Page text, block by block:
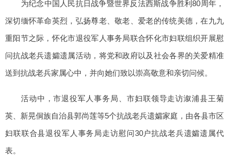
为纪念中国人民抗日战争暨世界反法西斯战争胜利80周年，
深切缅怀革命英烈，弘扬尊老、敬老、爱老的传统美德，在九九
重阳节之际，怀化市退役军人事务局联合怀化市妇联组织开展慰
问抗战老兵遗孀遗属活动，将党和政府以及社会各界的关爱精准
送到抗战老兵家属心中，并向她们致以崇高敬意和亲切问候。
活动中，市退役军人事务局、市妇联领导走访溆浦县王菊
英、新晃侗族自治县郭尚莲等5个抗战老兵遗孀家庭，由各县市区
妇联联合县退役军人事务局走访慰问30户抗战老兵遗孀遗属代
表。